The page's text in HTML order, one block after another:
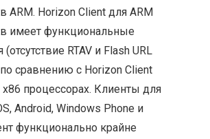
ARM. Horizon Client для ARM
имеет функциональные
(отсутствие RTAV и Flash URL
сравнению с Horizon Client
x86 процессорах. Клиенты для
Android, Windows Phone и
функционально крайне